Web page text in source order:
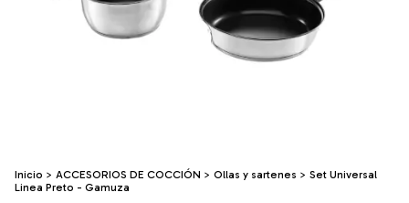
Inicio > ACCESORIOS DE COCCIÓN > Ollas y sartenes > Set Universal
Linea Preto - Gamuza